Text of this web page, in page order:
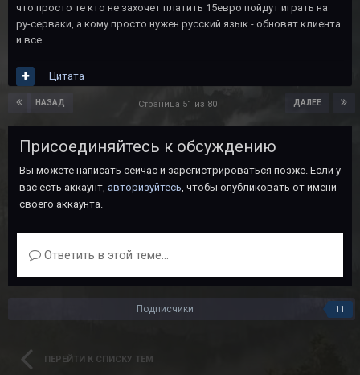
что просто те кто не захочет платить 15евро пойдут играть на
ру-серваки, а кому просто нужен русский язык - обновят клиента
и все.
Цитата
НАЗАД ДАЛЕЕ
Страница 51 из 80
Присоединяйтесь к обсуждению
Вы можете написать сейчас и зарегистрироваться позже. Если у
вас есть аккаунт, авторизуйтесь , чтобы опубликовать от имени
своего аккаунта.
Ответить в этой теме...
Подписчики 11
ПЕРЕЙТИ К СПИСКУ ТЕМ